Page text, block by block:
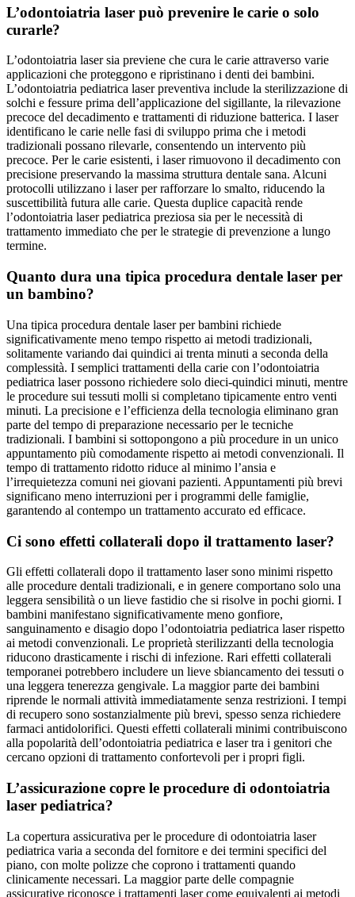
L’odontoiatria laser può prevenire le carie o solo
curarle?
L’odontoiatria laser sia previene che cura le carie attraverso varie
applicazioni che proteggono e ripristinano i denti dei bambini.
L’odontoiatria pediatrica laser preventiva include la sterilizzazione di
solchi e fessure prima dell’applicazione del sigillante, la rilevazione
precoce del decadimento e trattamenti di riduzione batterica. I laser
identificano le carie nelle fasi di sviluppo prima che i metodi
tradizionali possano rilevarle, consentendo un intervento più
precoce. Per le carie esistenti, i laser rimuovono il decadimento con
precisione preservando la massima struttura dentale sana. Alcuni
protocolli utilizzano i laser per rafforzare lo smalto, riducendo la
suscettibilità futura alle carie. Questa duplice capacità rende
l’odontoiatria laser pediatrica preziosa sia per le necessità di
trattamento immediato che per le strategie di prevenzione a lungo
termine.
Quanto dura una tipica procedura dentale laser per
un bambino?
Una tipica procedura dentale laser per bambini richiede
significativamente meno tempo rispetto ai metodi tradizionali,
solitamente variando dai quindici ai trenta minuti a seconda della
complessità. I semplici trattamenti della carie con l’odontoiatria
pediatrica laser possono richiedere solo dieci-quindici minuti, mentre
le procedure sui tessuti molli si completano tipicamente entro venti
minuti. La precisione e l’efficienza della tecnologia eliminano gran
parte del tempo di preparazione necessario per le tecniche
tradizionali. I bambini si sottopongono a più procedure in un unico
appuntamento più comodamente rispetto ai metodi convenzionali. Il
tempo di trattamento ridotto riduce al minimo l’ansia e
l’irrequietezza comuni nei giovani pazienti. Appuntamenti più brevi
significano meno interruzioni per i programmi delle famiglie,
garantendo al contempo un trattamento accurato ed efficace.
Ci sono effetti collaterali dopo il trattamento laser?
Gli effetti collaterali dopo il trattamento laser sono minimi rispetto
alle procedure dentali tradizionali, e in genere comportano solo una
leggera sensibilità o un lieve fastidio che si risolve in pochi giorni. I
bambini manifestano significativamente meno gonfiore,
sanguinamento e disagio dopo l’odontoiatria pediatrica laser rispetto
ai metodi convenzionali. Le proprietà sterilizzanti della tecnologia
riducono drasticamente i rischi di infezione. Rari effetti collaterali
temporanei potrebbero includere un lieve sbiancamento dei tessuti o
una leggera tenerezza gengivale. La maggior parte dei bambini
riprende le normali attività immediatamente senza restrizioni. I tempi
di recupero sono sostanzialmente più brevi, spesso senza richiedere
farmaci antidolorifici. Questi effetti collaterali minimi contribuiscono
alla popolarità dell’odontoiatria pediatrica e laser tra i genitori che
cercano opzioni di trattamento confortevoli per i propri figli.
L’assicurazione copre le procedure di odontoiatria
laser pediatrica?
La copertura assicurativa per le procedure di odontoiatria laser
pediatrica varia a seconda del fornitore e dei termini specifici del
piano, con molte polizze che coprono i trattamenti quando
clinicamente necessari. La maggior parte delle compagnie
assicurative riconosce i trattamenti laser come equivalenti ai metodi